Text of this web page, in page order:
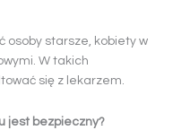
osoby starsze, kobiety w
W takich
się z lekarzem.
jest bezpieczny?